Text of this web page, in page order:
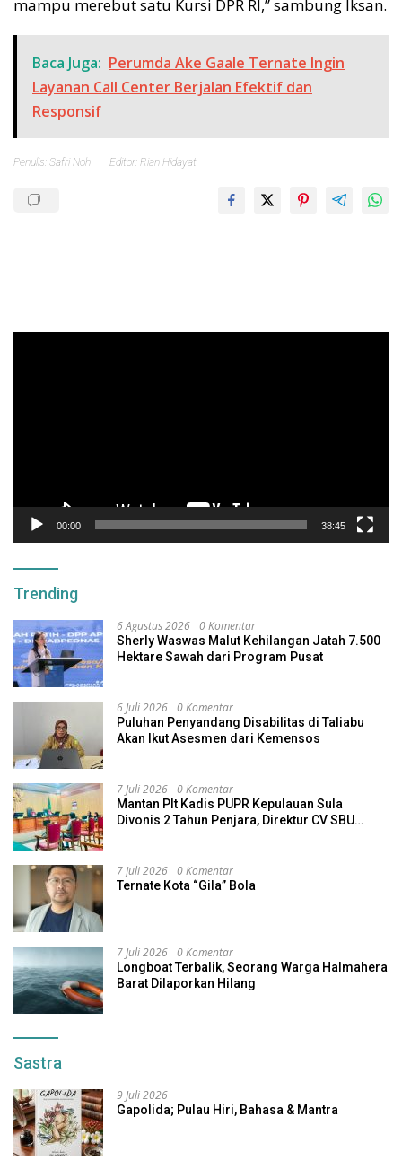
mampu merebut satu Kursi DPR RI,” sambung Iksan.
Baca Juga: Perumda Ake Gaale Ternate Ingin
Layanan Call Center Berjalan Efektif dan
Responsif
Penulis: Safri Noh Editor: Rian Hidayat
00:00 38:45
Trending
6 Agustus 2026 0 Komentar
Sherly Waswas Malut Kehilangan Jatah 7.500
Hektare Sawah dari Program Pusat
6 Juli 2026 0 Komentar
Puluhan Penyandang Disabilitas di Taliabu
Akan Ikut Asesmen dari Kemensos
7 Juli 2026 0 Komentar
Mantan Plt Kadis PUPR Kepulauan Sula
Divonis 2 Tahun Penjara, Direktur CV SBU
7 Juli 2026 0 Komentar
Ternate Kota “Gila” Bola
7 Juli 2026 0 Komentar
Longboat Terbalik, Seorang Warga Halmahera
Barat Dilaporkan Hilang
Sastra
9 Juli 2026
Gapolida; Pulau Hiri, Bahasa & Mantra